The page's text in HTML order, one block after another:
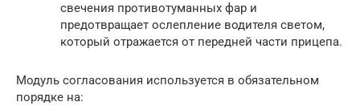
свечения противотуманных фар и
предотвращает ослепление водителя светом,
который отражается от передней части прицепа.
Модуль согласования используется в обязательном
порядке на: